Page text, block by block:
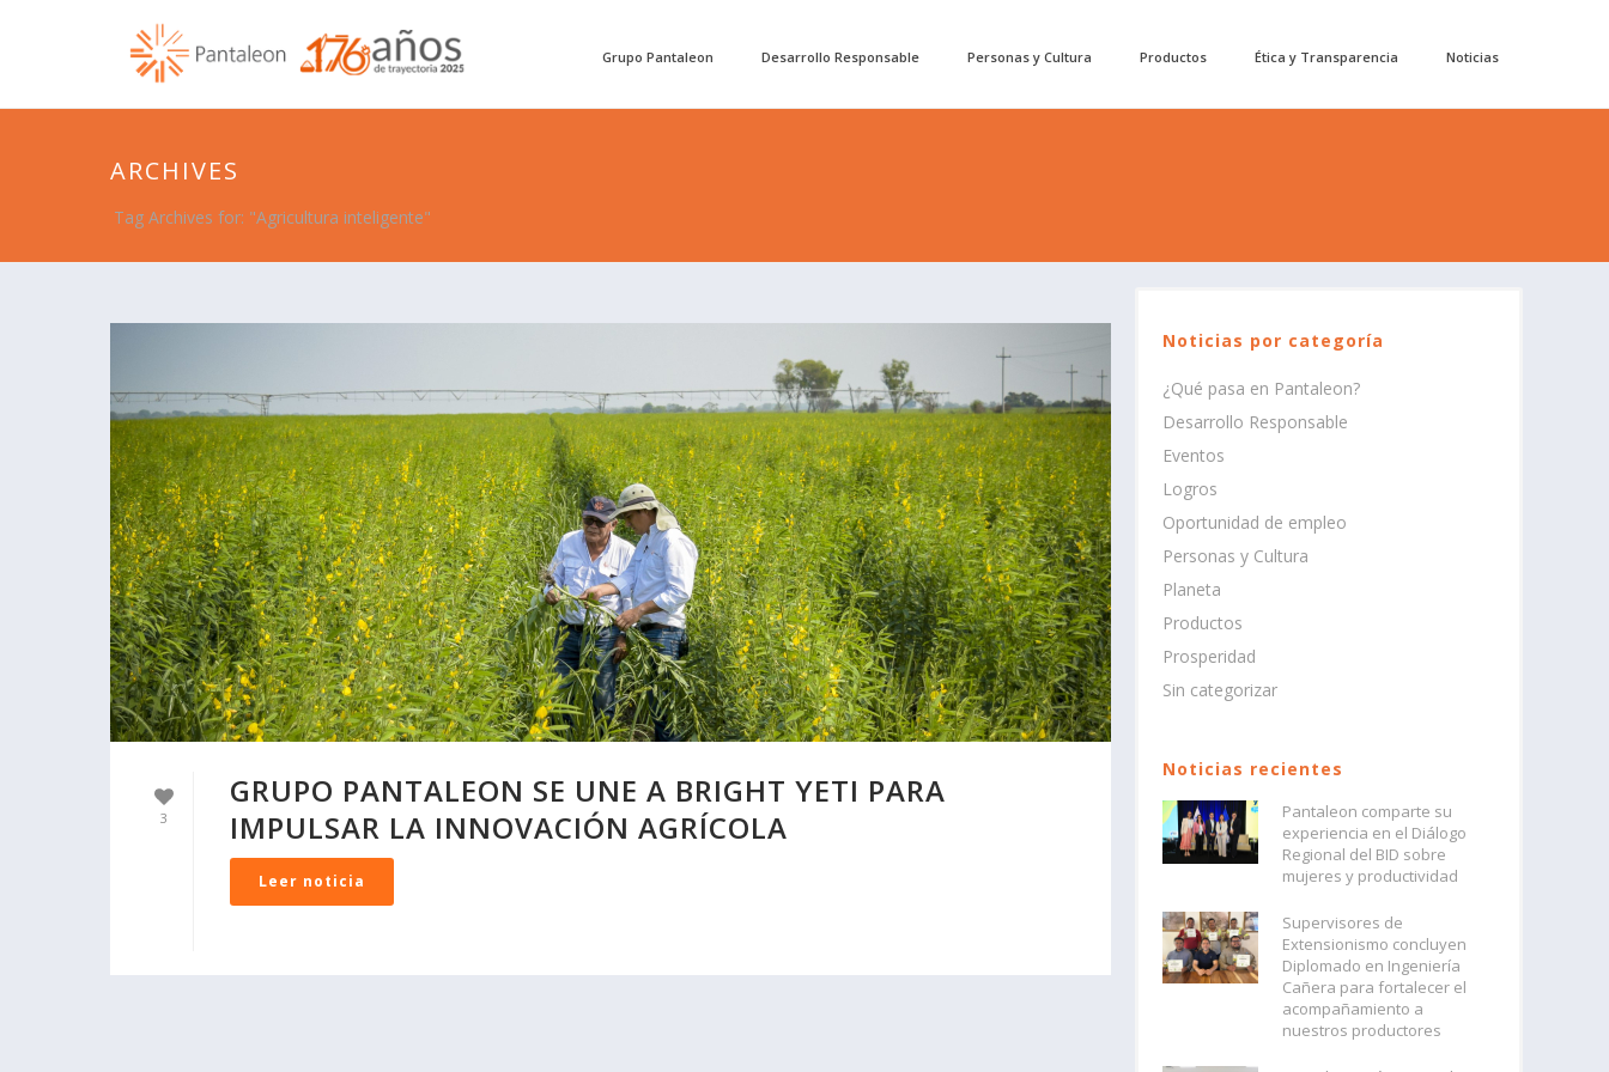
Grupo Pantaleon Desarrollo Responsable Personas y Cultura Productos Ética y Transparencia Noticias
ARCHIVES
Tag Archives for: "Agricultura inteligente"
3
GRUPO PANTALEON SE UNE A BRIGHT YETI PARA
IMPULSAR LA INNOVACIÓN AGRÍCOLA
Leer noticia
Noticias por categoría
¿Qué pasa en Pantaleon?
Desarrollo Responsable
Eventos
Logros
Oportunidad de empleo
Personas y Cultura
Planeta
Productos
Prosperidad
Sin categorizar
Noticias recientes
Pantaleon comparte su
experiencia en el Diálogo
Regional del BID sobre
mujeres y productividad
Supervisores de
Extensionismo concluyen
Diplomado en Ingeniería
Cañera para fortalecer el
acompañamiento a
nuestros productores